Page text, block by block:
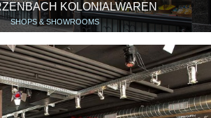
KOLONIALWAREN
SHOPS & SHOWROOMS